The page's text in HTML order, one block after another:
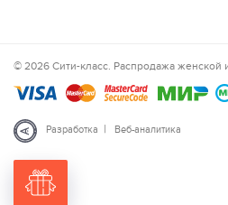
© 2026 Сити-класс. Распродажа женской
Разработка | Веб-аналитика